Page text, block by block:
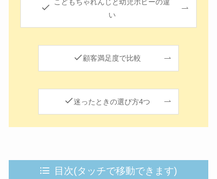
こどもちゃれんじと幼児ポピーの違
い
顧客満足度で比較
迷ったときの選び方4つ
目次(タッチで移動できます)